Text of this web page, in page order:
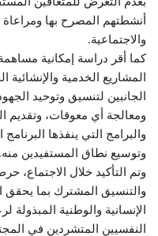
أنشطتهم المصرح بها
والاجتماعية.
كما أقر دراسة إمكانية
المشاريع الخدمية
الجانبين لتنسيق وتوحيد
ومعالجة أي معوقات،
والبرامج التي ينفذها
وتوسيع نطاق المستفيدين منه.
وتم التأكيد خلال الاجتماع،
والتنسيق المشترك بما يحقق
الإنسانية والوطنية
النفسيين المتشردين في